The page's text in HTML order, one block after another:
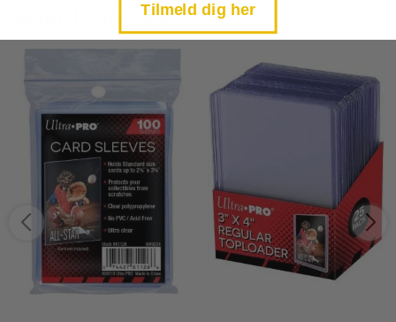
Andre købte ogsåTilmeld dig her